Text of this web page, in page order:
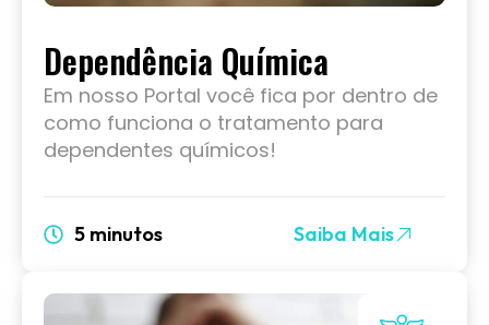
Dependência Química
Em nosso Portal você fica por dentro de
como funciona o tratamento para
dependentes químicos!
5 minutos Saiba Mais